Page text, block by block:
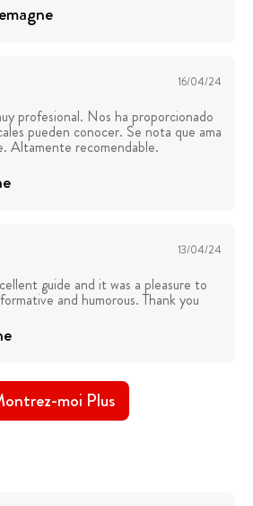
16/04/24
profesional. Nos ha proporcionado
pueden conocer. Se nota que ama
Altamente recomendable.
13/04/24
guide and it was a pleasure to
and humorous. Thank you
moi Plus